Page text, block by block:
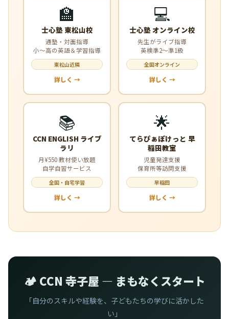
🏫
士心塾 東松山校
通塾・対面指導
小〜高の英語＆学習指導
東松山近隣
詳しく →
💻
士心塾 オンライン校
先生がライブ指導
英検準2〜準1級
全国オンライン
詳しく →
📚
CCN ENGLISH ライブ
ラリ
月¥550 教材使い放題
自学自習サービス
全国・自宅学習
詳しく →
🌟
てらぴぁぽけっと 早
稲田教室
児童発達支援
保育所等訪問支援
早稲田
詳しく →
🏕️ CCN 寺子屋 — まもなくスタート
「自分のスキルや経験を、子どもたちの学びに活かした
い」